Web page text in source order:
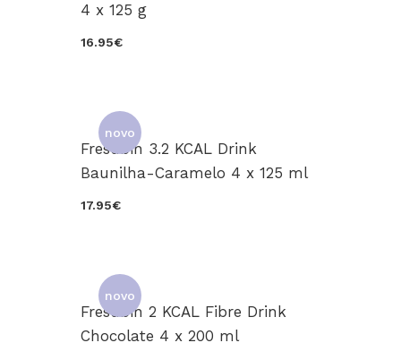
4 x 125 g
16.95€
novo
Fresubin 3.2 KCAL Drink
Baunilha-Caramelo 4 x 125 ml
17.95€
novo
Fresubin 2 KCAL Fibre Drink
Chocolate 4 x 200 ml